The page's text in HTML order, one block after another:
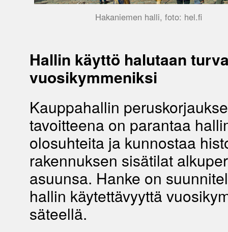
Hakaniemen halli, foto: hel.fi
Hallin käyttö halutaan
vuosikymmeniksi
Kauppahallin
tavoitteena on parantaa
olosuhteita ja kunnostaa
rakennuksen sisätilat
asuunsa. Hanke on
hallin käytettävyyttä
säteellä.